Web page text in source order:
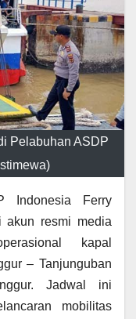
Pelabuhan ASDP
Ferry
akun resmi media
kapal
– Tanjunguban
Jadwal ini
mobilitas